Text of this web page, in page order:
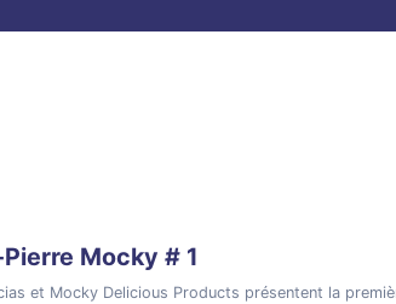
Mocky # 1
et Mocky Delicious Products présentent la